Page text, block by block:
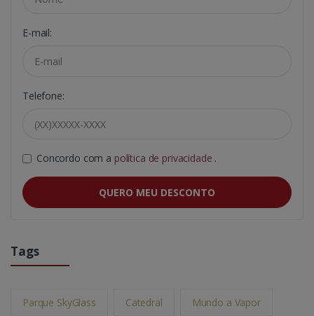
E-mail:
Telefone:
Concordo com a política de privacidade .
QUERO MEU DESCONTO
Tags
Parque SkyGlass Catedral Mundo a Vapor